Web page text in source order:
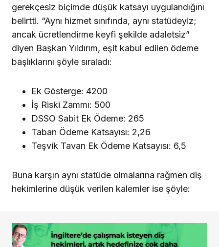
gerekçesiz biçimde düşük katsayı uygulandığını
belirtti. “Aynı hizmet sınıfında, aynı statüdeyiz;
ancak ücretlendirme keyfi şekilde adaletsiz”
diyen Başkan Yıldırım, eşit kabul edilen ödeme
başlıklarını şöyle sıraladı:
Ek Gösterge: 4200
İş Riski Zammı: 500
DSSO Sabit Ek Ödeme: 265
Taban Ödeme Katsayısı: 2,26
Teşvik Tavan Ek Ödeme Katsayısı: 6,5
Buna karşın aynı statüde olmalarına rağmen diş
hekimlerine düşük verilen kalemler ise şöyle: